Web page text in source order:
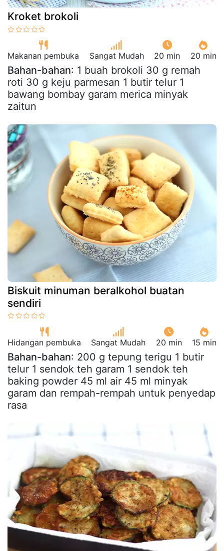
Kroket brokoli
Makanan pembuka Sangat Mudah 20 min 20 min
Bahan-bahan: 1 buah brokoli 30 g remah
roti 30 g keju parmesan 1 butir telur 1
bawang bombay garam merica minyak
zaitun
Biskuit minuman beralkohol buatan
sendiri
Hidangan pembuka Sangat Mudah 20 min 15 min
Bahan-bahan: 200 g tepung terigu 1 butir
telur 1 sendok teh garam 1 sendok teh
baking powder 45 ml air 45 ml minyak
garam dan rempah-rempah untuk penyedap
rasa